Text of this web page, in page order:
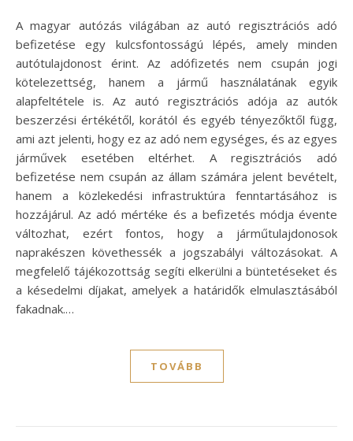
A magyar autózás világában az autó regisztrációs adó
befizetése egy kulcsfontosságú lépés, amely minden
autótulajdonost érint. Az adófizetés nem csupán jogi
kötelezettség, hanem a jármű használatának egyik
alapfeltétele is. Az autó regisztrációs adója az autók
beszerzési értékétől, korától és egyéb tényezőktől függ,
ami azt jelenti, hogy ez az adó nem egységes, és az egyes
járművek esetében eltérhet. A regisztrációs adó
befizetése nem csupán az állam számára jelent bevételt,
hanem a közlekedési infrastruktúra fenntartásához is
hozzájárul. Az adó mértéke és a befizetés módja évente
változhat, ezért fontos, hogy a járműtulajdonosok
naprakészen követhessék a jogszabályi változásokat. A
megfelelő tájékozottság segíti elkerülni a büntetéseket és
a késedelmi díjakat, amelyek a határidők elmulasztásából
fakadnak.…
TOVÁBB